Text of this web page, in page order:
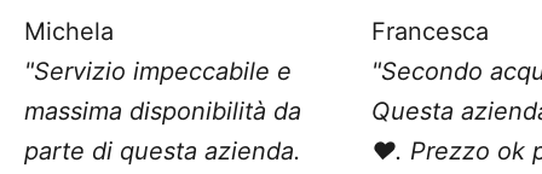
Michela
"Servizio impeccabile e
massima disponibilità da
parte di questa azienda.
Francesca
"Secondo
Questa
❤️. Prezzo ok